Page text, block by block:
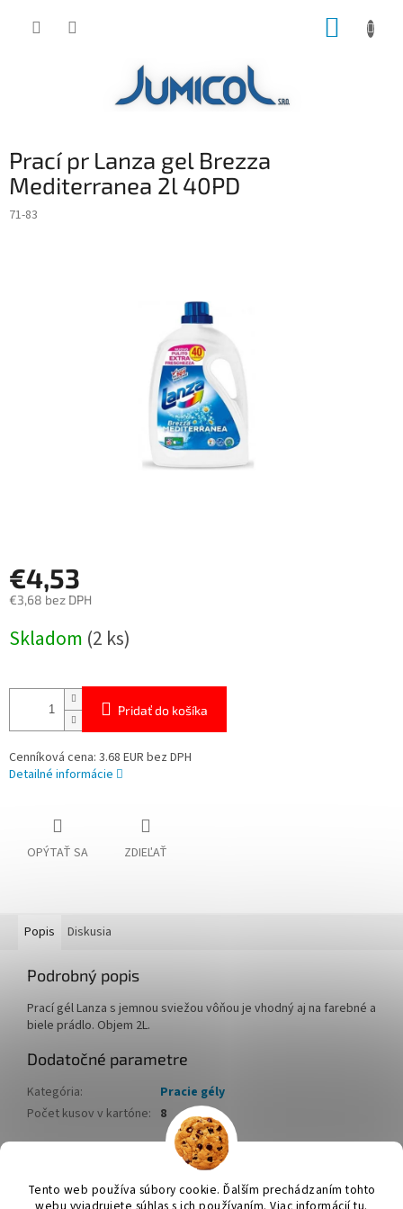
Tento web používa súbory cookie. Ďalším prechádzaním tohto
Prací pr Lanza gel Brezza
Mediterranea 2l 40PD
71-83
€4,53
€3,68 bez DPH
cena:
Skladom (2 ks)
Pridať do košíka
Cenníková cena: 3.68 EUR bez DPH
Detailné informácie
OPÝTAŤ SA ZDIEĽAŤ
Popis Diskusia
Podrobný popis
Prací gél Lanza s jemnou sviežou vôňou je vhodný aj na farebné a
biele prádlo. Objem 2L.
Dodatočné parametre
Kategória:
Pracie gély
Počet kusov v kartóne: 8
Vytvoril Shoptet